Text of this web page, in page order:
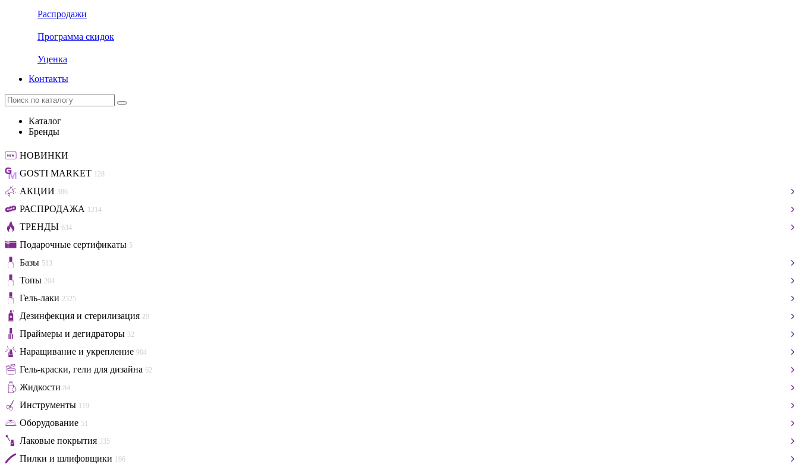
Распродажи
Программа скидок
Уценка
Контакты
Каталог
Бренды
НОВИНКИ
GOSTI MARKET 128
АКЦИИ 386
РАСПРОДАЖА 1214
ТРЕНДЫ 634
Подарочные сертификаты 5
Базы 513
Топы 204
Гель-лаки 2325
Дезинфекция и стерилизация 29
Праймеры и дегидраторы 32
Наращивание и укрепление 904
Гель-краски, гели для дизайна 62
Жидкости 84
Инструменты 119
Оборудование 51
Лаковые покрытия 335
Пилки и шлифовщики 196